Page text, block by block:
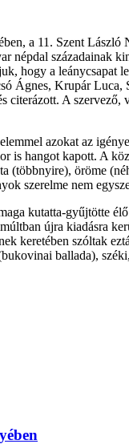
a 11. Szent
századainak
hogy a leánycsapat
Ágnes, Krupár
A
azokat az
is hangot kapott. A
(többnyire), öröme
szerelme nem
kutatta-gyűjtötte
újra kiadásra
keretében szóltak
ballada),